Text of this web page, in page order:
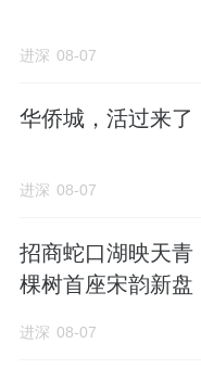
进深 08-07
华侨城，活过来了
进深 08-07
招商蛇口湖映天青
棵树首座宋韵新盘
进深 08-07